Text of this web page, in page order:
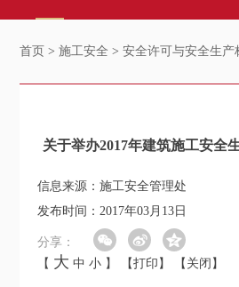
首页 >施工安全 >安全许可与安全生产
关于举办2017年建筑施工安全
信息来源：施工安全管理处
发布时间：2017年03月13日
分享：
【 大 中 小 】 【打印】 【关闭】